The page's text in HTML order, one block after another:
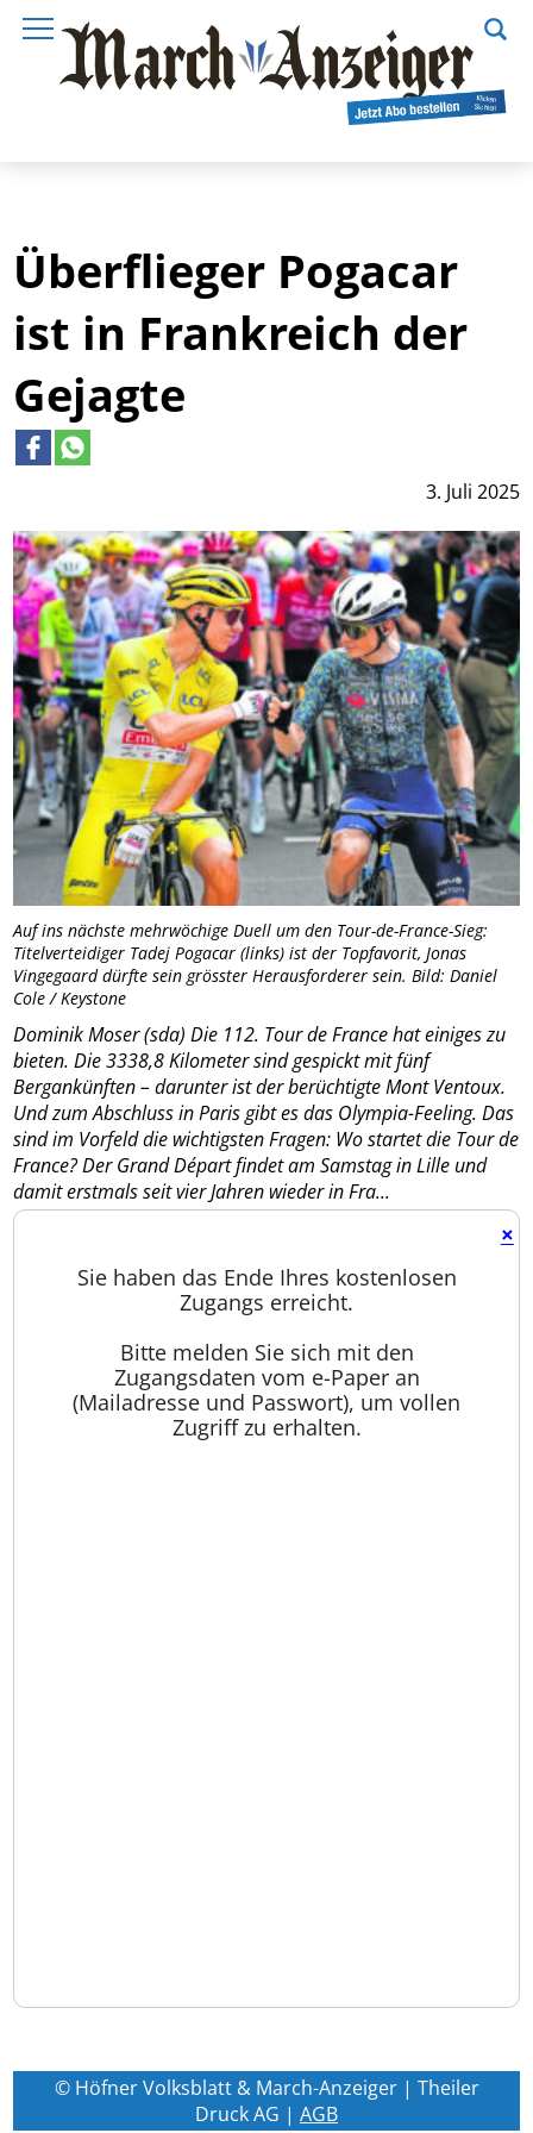
Auf ins nächste mehrwöchige Duell um den Tour-de-France-Sieg:
Titelverteidiger Tadej Pogacar (links) ist der Topfavorit, Jonas
Vingegaard dürfte sein grösster Herausforderer sein. Bild: Daniel
Cole / Keystone
3. Juli 2025
Überflieger Pogacar
ist in Frankreich der
Gejagte
Dominik Moser (sda) Die 112. Tour de France hat einiges zu
bieten. Die 3338,8 Kilometer sind gespickt mit fünf
Bergankünften – darunter ist der berüchtigte Mont Ventoux.
Und zum Abschluss in Paris gibt es das Olympia-Feeling. Das
sind im Vorfeld die wichtigsten Fragen: Wo startet die Tour de
France? Der Grand Départ findet am Samstag in Lille und
damit erstmals seit vier Jahren wieder in Fra...
×
Sie haben das Ende Ihres kostenlosen
Zugangs erreicht.
Bitte melden Sie sich mit den
Zugangsdaten vom e-Paper an
(Mailadresse und Passwort), um vollen
Zugriff zu erhalten.
© Höfner Volksblatt & March-Anzeiger | Theiler
Druck AG | AGB